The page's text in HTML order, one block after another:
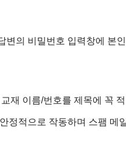
의 비밀번호 입력창에 본
재 이름/번호를 제목에 꼭
정적으로 작동하며 스팸 메